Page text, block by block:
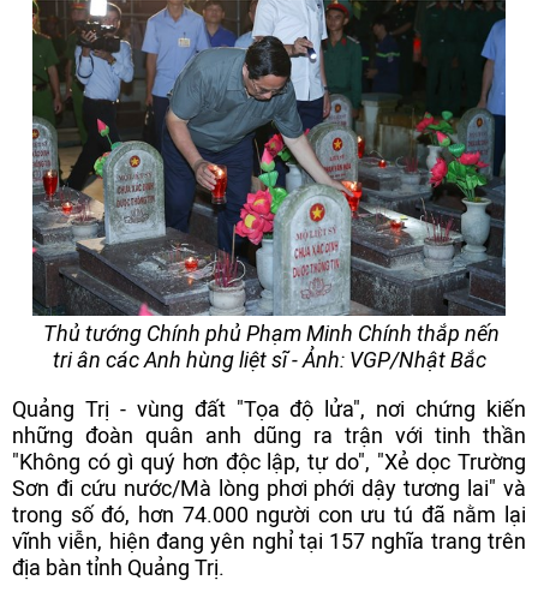
Thủ tướng Chính phủ Phạm Minh Chính thắp nến
tri ân các Anh hùng liệt sĩ - Ảnh: VGP/Nhật Bắc
Quảng Trị - vùng đất "Tọa độ lửa", nơi chứng kiến
những đoàn quân anh dũng ra trận với tinh thần
"Không có gì quý hơn độc lập, tự do", "Xẻ dọc Trường
Sơn đi cứu nước/Mà lòng phơi phới dậy tương lai" và
trong số đó, hơn 74.000 người con ưu tú đã nằm lại
vĩnh viễn, hiện đang yên nghỉ tại 157 nghĩa trang trên
địa bàn tỉnh Quảng Trị.